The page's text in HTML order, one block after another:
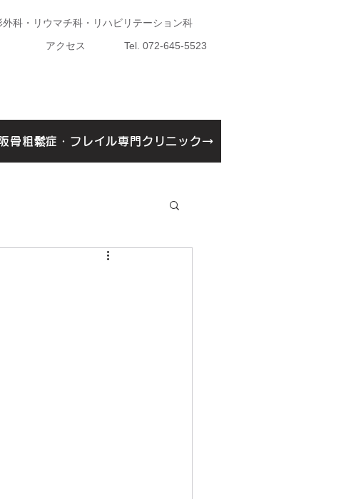
外科・リウマチ科・リハビリテーション科
アクセス
Tel. 072-645-5523
骨粗鬆症・フレイル専門クリニック開設告知
骨粗鬆症・フレイル専門クリニック→